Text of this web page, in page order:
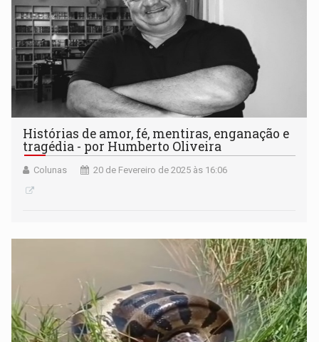
Histórias de amor, fé, mentiras, enganação e
tragédia - por Humberto Oliveira
Colunas 20 de Fevereiro de 2025 às 16:06